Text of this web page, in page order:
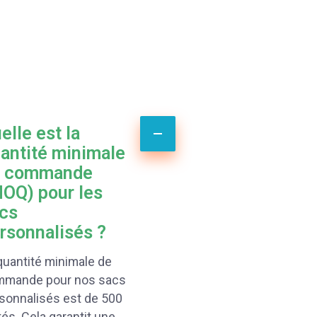
est la
minimale
commande
pour les
?
minimale de
pour nos sacs
est de 500